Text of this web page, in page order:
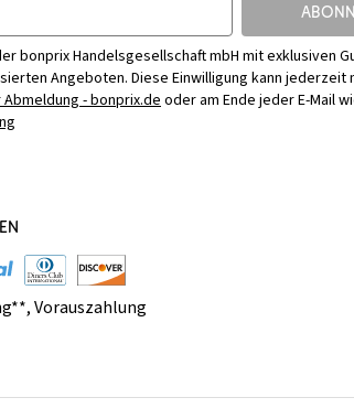
bonprix Handelsgesellschaft mbH mit exklusiven
Angeboten. Diese Einwilligung kann jederzeit
- bonprix.deoder am Ende jeder E-Mail
,Vorauszahlung